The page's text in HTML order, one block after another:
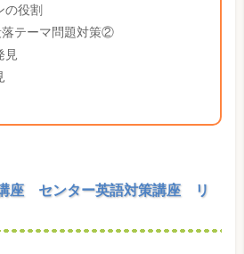
役割
テーマ問題対策②
座 センター英語対策講座 リ